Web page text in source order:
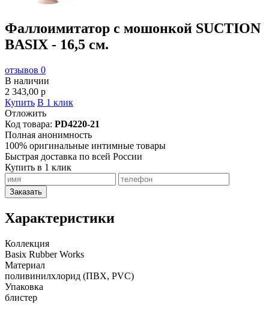
Фаллоимитатор с мошонкой SUCTION
BASIX - 16,5 см.
отзывов 0
В наличии
2 343,00 p
Купить В 1 клик
Отложить
Код товара: PD4220-21
Полная анонимность
100% оригинальные интимные товары
Быстрая доставка по всей России
Купить в 1 клик
Заказать
Характеристики
Коллекция
Basix Rubber Works
Материал
поливинилхлорид (ПВХ, PVC)
Упаковка
блистер